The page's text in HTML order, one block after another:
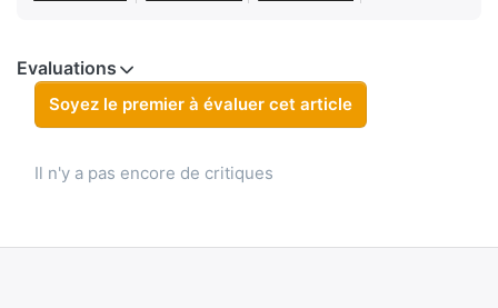
Evaluations
Soyez le premier à évaluer cet article
Il n'y a pas encore de critiques